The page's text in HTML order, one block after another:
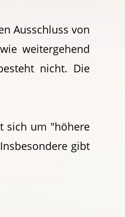
Ausschluss von
weitergehend
nicht. Die
sich um "höhere
gibt